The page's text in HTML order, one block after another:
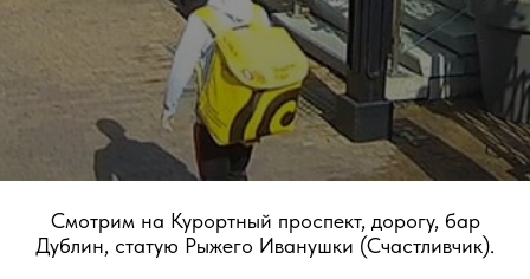
Смотрим на Курортный проспект, дорогу, бар
Дублин, статую Рыжего Иванушки (Счастливчик).